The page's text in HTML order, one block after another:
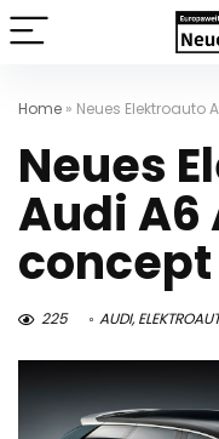
Home » Neues Elektroauto
Neues
Audi
225 AUDI,